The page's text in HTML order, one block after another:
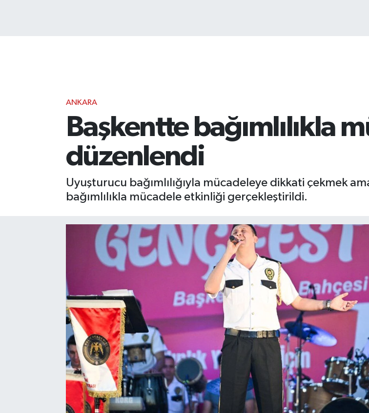
ANKARA
Başkentte bağımlılıkla
düzenlendi
Uyuşturucu bağımlılığıyla mücadeleye dikkati çekmek
bağımlılıkla mücadele etkinliği gerçekleştirildi.